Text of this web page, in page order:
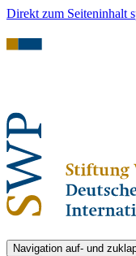
Direkt zum Seiteninhalt
Navigation auf- und